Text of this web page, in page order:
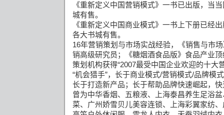
《重新定义中国营销模式》一书已出版，当
城有售。
《重新定义中国商业模式》一书上下册已经
各大书城有售。
16年营销策划与市场实战经验，《销售与市
销高级研究员；《糖烟酒食品版》食品产业
策划机构获得“2007最受中国企业欢迎的十大
“机会猎手”，长于商业模式/营销模式/品牌模
长于打造新产品；长于帮助品牌快速崛起，
曾为中华香烟、五粮液、上海泰昌养生足浴
菜、广州娇雪贝儿美容连锁、上海彩翼家纺